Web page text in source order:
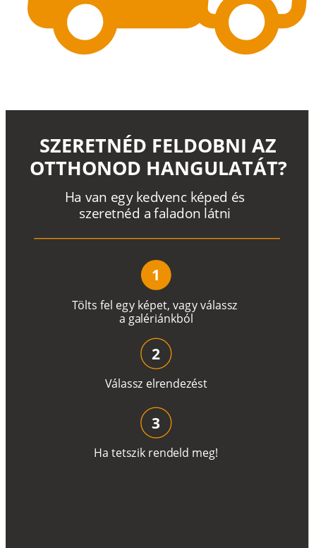
Tölts fel egy képet, vagyválassz
a galériánkból
Ha van egy kedvenc képed és
szeretnéd a faladon látni
SZERETNÉD FELDOBNI AZ
OTTHONOD HANGULATÁT?
1
Válassz elrendezést
2
Ha tetszik rendeld meg!
3